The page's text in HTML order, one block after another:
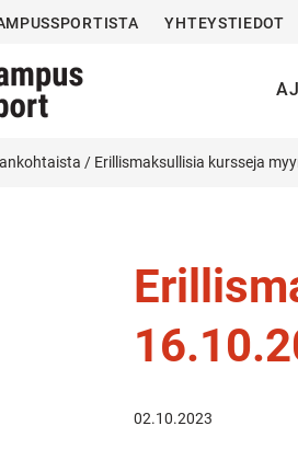
YHTEYSTIEDOT
/ Erillismaksullisia kursseja
02.10.2023